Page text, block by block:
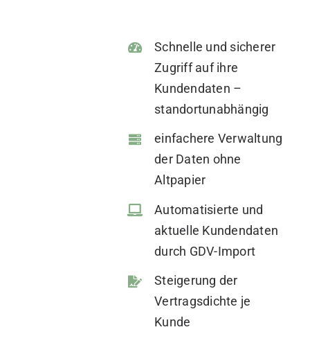
Schnelle und sicherer
Zugriff auf ihre
Kundendaten –
standortunabhängig
einfachere Verwaltung
der Daten ohne
Altpapier
Automatisierte und
aktuelle Kundendaten
durch GDV-Import
Steigerung der
Vertragsdichte je
Kunde